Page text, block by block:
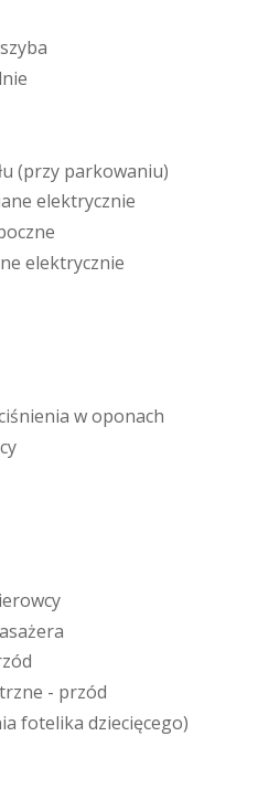
szyba
nie
u (przy parkowaniu)
ane elektrycznie
oczne
ne elektrycznie
iśnienia woponach
cy
ierowcy
asażera
zód
trzne - przód
ia fotelika dziecięcego)